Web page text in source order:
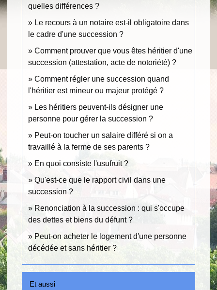
quelles différences ?
Le recours à un notaire est-il obligatoire dans
le cadre d'une succession ?
Comment prouver que vous êtes héritier d'une
succession (attestation, acte de notoriété) ?
Comment régler une succession quand
l'héritier est mineur ou majeur protégé ?
Les héritiers peuvent-ils désigner une
personne pour gérer la succession ?
Peut-on toucher un salaire différé si on a
travaillé à la ferme de ses parents ?
En quoi consiste l'usufruit ?
Qu'est-ce que le rapport civil dans une
succession ?
Renonciation à la succession : qui s'occupe
des dettes et biens du défunt ?
Peut-on acheter le logement d'une personne
décédée et sans héritier ?
Et aussi